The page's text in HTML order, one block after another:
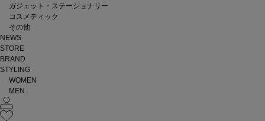
ガジェット・ステーショナリー
コスメティック
その他
NEWS
STORE
BRAND
STYLING
WOMEN
MEN